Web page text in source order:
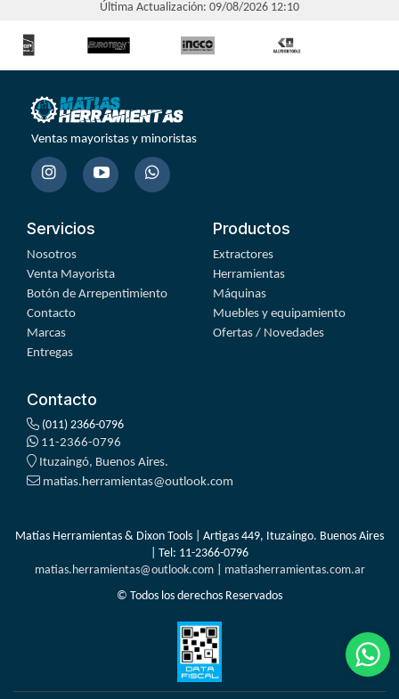
Última Actualización: 09/08/2026 12:10
Ventas mayoristas y minoristas
Servicios
Nosotros
Venta Mayorista
Botón de Arrepentimiento
Contacto
Marcas
Entregas
Productos
Extractores
Herramientas
Máquinas
Muebles y equipamiento
Ofertas / Novedades
Contacto
(011) 2366-0796
11-2366-0796
Ituzaingó, Buenos Aires.
matias.herramientas@outlook.com
Matías Herramientas & Dixon Tools | Artigas 449, Ituzaingo. Buenos Aires
| Tel: 11-2366-0796
matias.herramientas@outlook.com| matiasherramientas.com.ar
© Todos los derechos Reservados